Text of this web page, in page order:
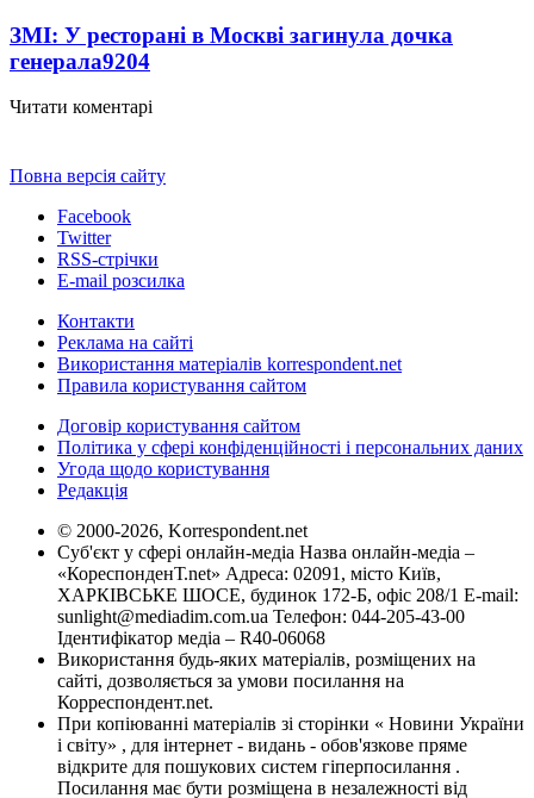
ЗМІ: У ресторані в Москві загинула дочка
генерала9204
Читати коментарі
Повна версія сайту
Facebook
Twitter
RSS-стрічки
E-mail розсилка
Контакти
Реклама на сайті
Використання матеріалів korrespondent.net
Правила користування сайтом
Договір користування сайтом
Політика у сфері конфіденційності і персональних даних
Угода щодо користування
Редакція
© 2000-2026, Korrespondent.net
Суб'єкт у сфері онлайн-медіа Назва онлайн-медіа –
«КореспонденТ.net» Адреса: 02091, місто Київ,
ХАРКІВСЬКЕ ШОСЕ, будинок 172-Б, офіс 208/1 E-mail:
sunlight@mediadim.com.ua Телефон: 044-205-43-00
Ідентифікатор медіа – R40-06068
Використання будь-яких матеріалів, розміщених на
сайті, дозволяється за умови посилання на
Корреспондент.net.
При копіюванні матеріалів зі сторінки « Новини України
і світу» , для інтернет - видань - обов'язкове пряме
відкрите для пошукових систем гіперпосилання .
Посилання має бути розміщена в незалежності від